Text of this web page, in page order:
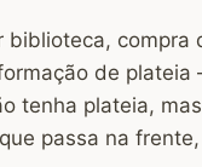
de
tenha plateia,
passa na